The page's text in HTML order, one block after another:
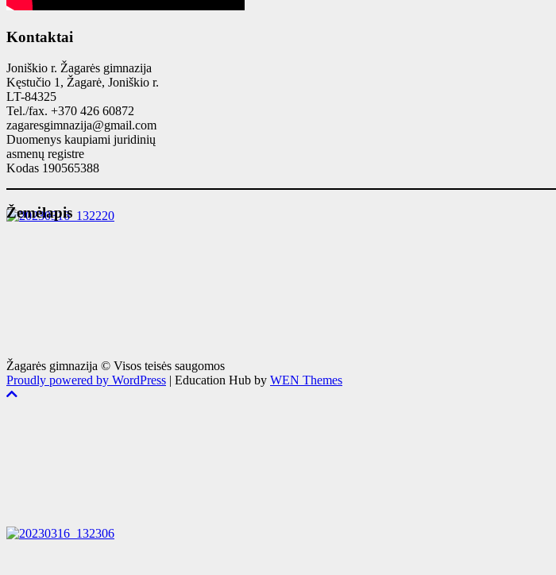
Kontaktai
Joniškio r. Žagarės gimnazija
Kęstučio 1, Žagarė, Joniškio r.
LT-84325
Tel./fax. +370 426 60872
zagaresgimnazija@gmail.com
Duomenys kaupiami juridinių
asmenų registre
Kodas 190565388
Žemėlapis
Žagarės gimnazija © Visos teisės saugomos
Proudly powered by WordPress | Education Hub by WEN Themes